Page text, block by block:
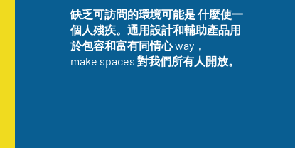
缺乏可訪問的環境可能是 什麼使一
個人殘疾。通用設計和輔助產品用
於包容和富有同情心 way，
make spaces 對我們所有人開放。